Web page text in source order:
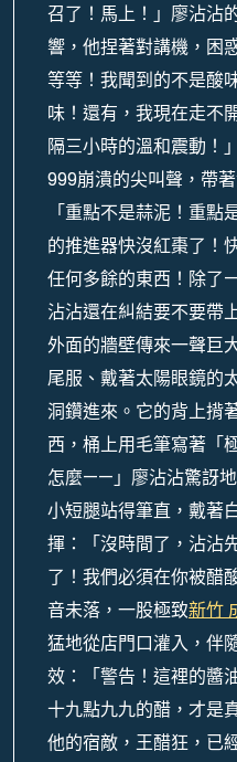
召了！馬上！」廖沾沾
響，他捏著對講機，困
等等！我聞到的不是酸
味！還有，我現在走不
隔三小時的溫和震動！
999崩潰的尖叫聲，帶
「重點不是蒜泥！重
的推進器快沒紅棗了！
任何多餘的東西！除
沾沾還在糾結要不要帶
外面的牆壁傳來一聲巨
尾服、戴著太陽眼鏡的
洞鑽進來。它的背上揹
西，桶上用毛筆寫著「
怎麼——」廖沾沾驚訝
小短腿站得筆直，戴著
揮：「沒時間了，沾沾
了！我們必須在你被醋
音未落，一股極致新竹
猛地從店門口灌入，伴
效：「警告！這裡的醬
十九點九九的醋，才是
他的宿敵，王醋狂，已